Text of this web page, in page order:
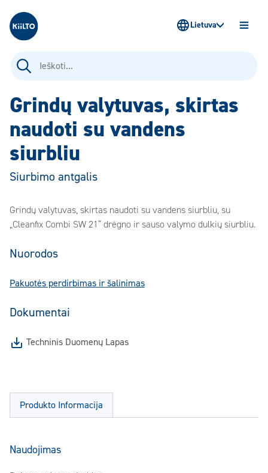
Kiilto Lietuva
Ieškoti:
Lietuva
Grindų valytuvas, skirtas
naudoti su vandens
siurbliu
Siurbimo antgalis
Grindų valytuvas, skirtas naudoti su vandens siurbliu, su
„Cleanfix Combi SW 21“ drėgno ir sauso valymo dulkių siurbliu.
Nuorodos
Pakuotės perdirbimas ir šalinimas
Dokumentai
Techninis Duomenų Lapas
Produkto Informacija
Naudojimas